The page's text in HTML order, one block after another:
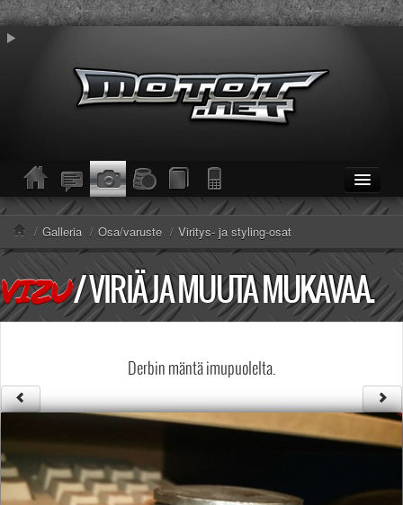
ETUSIVU
Moottoripyörät
Kevytmoottoripyörät
Mopot
Enduro/MX
KESKUSTELU
Haku
Haku
Säännöt ja ohjeet
Uudet videot
Uudet kommentit
/ Galleria / Osa/varuste / Viritys- ja styling-osat
VIZU/VIRIÄ JA MUUTA MUKAVAA.
Derbin mäntä imupuolelta.